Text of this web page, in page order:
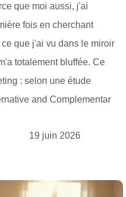
que moi aussi, j'ai
fois en cherchant
que j'ai vu dans le miroir
totalement bluffée. Ce
: selon une étude
and Complementar
19 juin 2026